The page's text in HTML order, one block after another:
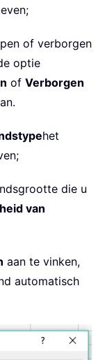
of verborgen
optie
of Verborgen
het
die u
van
aan te vinken,
automatisch